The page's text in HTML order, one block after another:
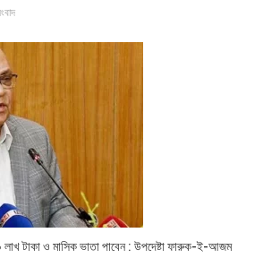
লাখ টাকা ও মাসিক ভাতা পাবেন : উপদেষ্টা ফারুক-ই-আজম